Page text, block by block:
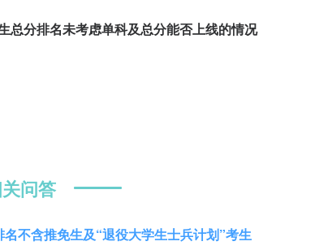
总分排名未考虑单科及总分能否上线的情况
问答
不含推免生及“退役大学生士兵计划”考生